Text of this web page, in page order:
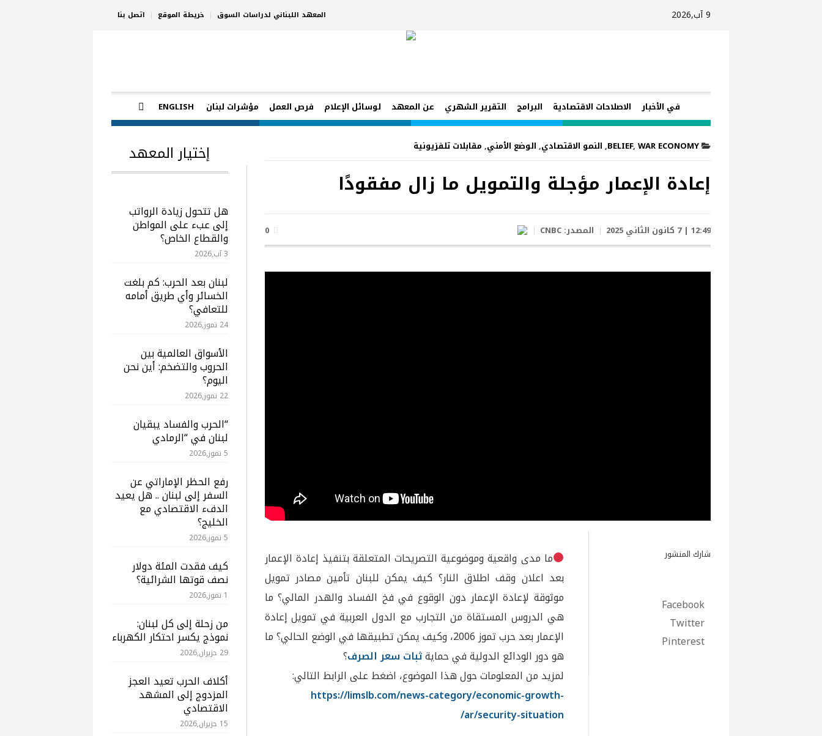
المعهد اللبناني لدراسات السوق خريطة الموقع اتصل بنا 9 آب,2026
في الأخبار الاصلاحات الاقتصادية البرامج التقرير الشهري عن المعهد لوسائل الإعلام فرص العمل مؤشرات لبنان ENGLISH
BELIEF, WAR ECONOMY
, النمو الاقتصادي, الوضع الأمني, مقابلات تلفزيونية
إعادة الإعمار مؤجلة والتمويل ما زال مفقودًا
12:49 | 7 كانون الثاني 2025 المصدر: CNBC
0
شارك المنشور
Facebook
Twitter
Pinterest
ما مدى واقعية وموضوعية التصريحات المتعلقة بتنفيذ إعادة الإعمار
بعد اعلان وقف اطلاق النار؟ كيف يمكن للبنان تأمين مصادر تمويل
موثوقة لإعادة الإعمار دون الوقوع في فخ الفساد والهدر المالي؟ ما
هي الدروس المستقاة من التجارب مع الدول العربية في تمويل إعادة
الإعمار بعد حرب تموز 2006، وكيف يمكن تطبيقها في الوضع الحالي؟ ما
هو دور الودائع الدولية في حمايةثبات سعر الصرف؟
لمزيد من المعلومات حول هذا الموضوع، اضغط على الرابط التالي:
https://limslb.com/news-category/economic-growth-
ar/security-situation/
إختيار المعهد
هل تتحول زيادة الرواتب
إلى عبء على المواطن
والقطاع الخاص؟
3 آب,2026
لبنان بعد الحرب: كم بلغت
الخسائر وأي طريق أمامه
للتعافي؟
24 تموز,2026
الأسواق العالمية بين
الحروب والتضخم: أين نحن
اليوم؟
22 تموز,2026
“الحرب والفساد يبقيان
لبنان في “الرمادي
5 تموز,2026
رفع الحظر الإماراتي عن
السفر إلى لبنان .. هل يعيد
الدفء الاقتصادي مع
الخليج؟
5 تموز,2026
كيف فقدت المئة دولار
نصف قوتها الشرائية؟
1 تموز,2026
من زحلة إلى كل لبنان:
نموذج يكسر احتكار الكهرباء
29 حزيران,2026
أكلاف الحرب تعيد العجز
المزدوج إلى المشهد
الاقتصادي
15 حزيران,2026